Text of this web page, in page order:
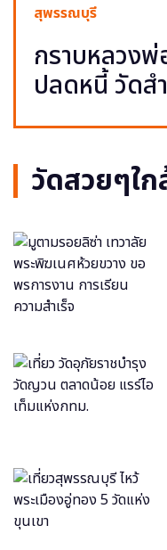
สุพรรณบุรี
กราบหลวง
ปลดหนี้ วัดส
วัดสวยๆใ